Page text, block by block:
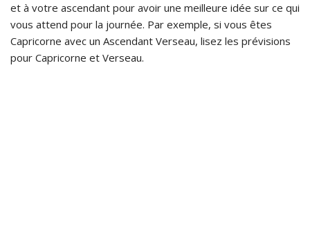
et à votre ascendant pour avoir une meilleure idée sur ce qui
vous attend pour la journée. Par exemple, si vous êtes
Capricorne avec un Ascendant Verseau, lisez les prévisions
pour Capricorne et Verseau.